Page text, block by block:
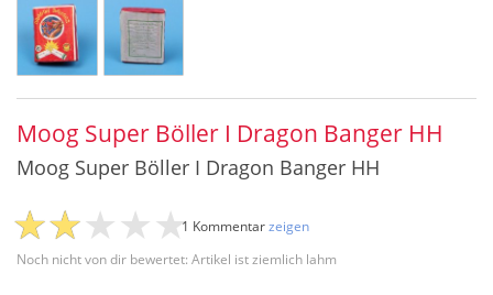
Moog Super Böller I Dragon Banger HH
Moog Super Böller I Dragon Banger HH
Noch nicht von dir bewertet: Artikel ist ziemlich lahm
1 Kommentarzeigen